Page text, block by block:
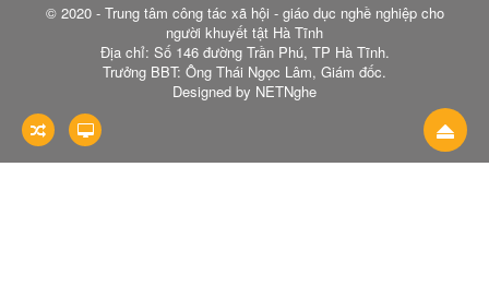
© 2020 - Trung tâm công tác xã hội - giáo dục nghề nghiệp cho
người khuyết tật Hà Tĩnh
Địa chỉ: Số 146 đường Trần Phú, TP Hà Tĩnh.
Trưởng BBT: Ông Thái Ngọc Lâm, Giám đốc.
Designed by NETNghe